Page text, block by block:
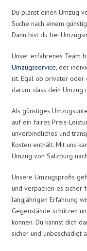
Du planst einen Umzug
Suche nach einem
Dann bist du bei
Unser erfahrenes Team
Umzugsservice, der
ist. Egal ob privater oder
darum, dass dein
Als günstiges
auf ein faires Preis-
unverbindliches und
Kosten enthält. Mit uns
Umzug von Salzburg
Unsere Umzugsprofis
und verpacken es sicher
langjährigen Erfahrung
Gegenstände schützen
können. Du kannst dich
sicher und unbeschädigt